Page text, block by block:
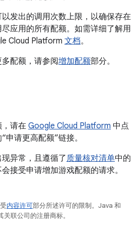
发出的调用次数上限，以确保存在
应用的所有配额。如需详细了解用
Cloud Platform 文档。
配额，请参阅增加配额部分。
请在 Google Cloud Platform 中点
申请更高配额”链接。
异常，且遵循了质量核对清单中的
接受申请增加游戏配额的请求。
内容许可部分所述许可的限制。Java 和
联公司的注册商标。